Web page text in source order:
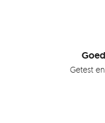
Getest